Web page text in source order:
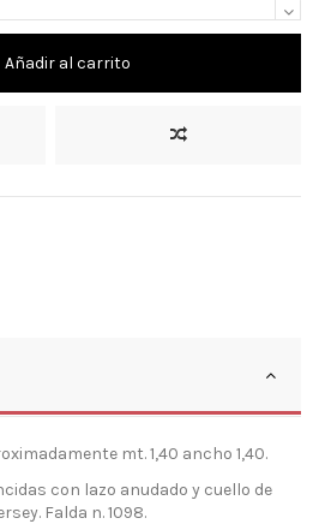
Añadir al carrito
mt. 1,40 ancho 1,40.
con lazo anudado y cuello de
Falda n. 1098.